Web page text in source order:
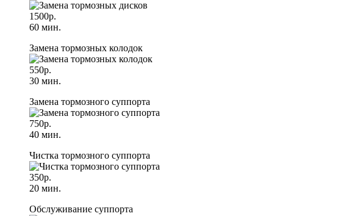
1500р.
60 мин.
Замена тормозных колодок
550р.
30 мин.
Замена тормозного суппорта
750р.
40 мин.
Чистка тормозного суппорта
350р.
20 мин.
Обслуживание суппорта